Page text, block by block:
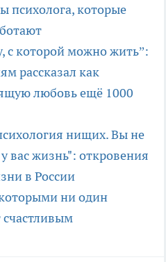
психолога, которые
с которой можно жить”:
рассказал как
любовь ещё 1000
нищих. Вы не
вас жизнь": откровения
в России
ни один